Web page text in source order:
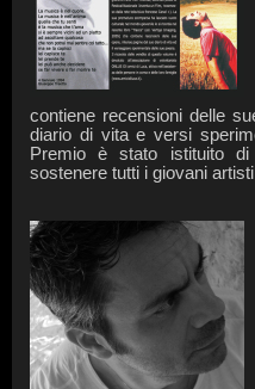
contiene recensioni delle
diario di vita e versi
Premio è stato istituito
sostenere tutti i giovani